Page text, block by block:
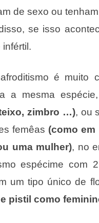
de sexo ou
se isso
é muito
a mesma
zimbro …), ou
femêas (como
uma mulher), no
espécime com
um tipo único de
pistil como